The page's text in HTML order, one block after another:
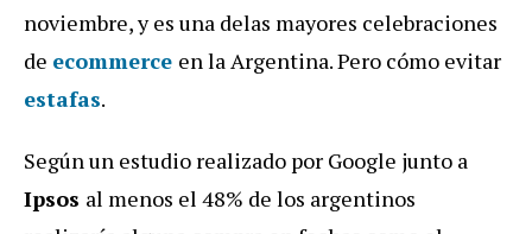
noviembre, y es una delas mayores celebraciones
de ecommerce en la Argentina. Pero cómo evitar
estafas.
Según un estudio realizado por Google junto a
Ipsos al menos el 48% de los argentinos